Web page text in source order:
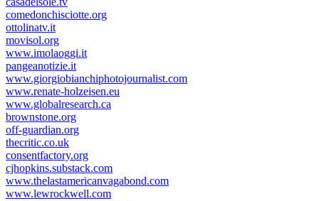
comedonchisciotte.org
ottolinatv.it
movisol.org
www.imolaoggi.it
pangeanotizie.it
www.giorgiobianchiphotojournalist.com
www.renate-holzeisen.eu
www.globalresearch.ca
brownstone.org
off-guardian.org
thecritic.co.uk
consentfactory.org
cjhopkins.substack.com
www.thelastamericanvagabond.com
www.lewrockwell.com